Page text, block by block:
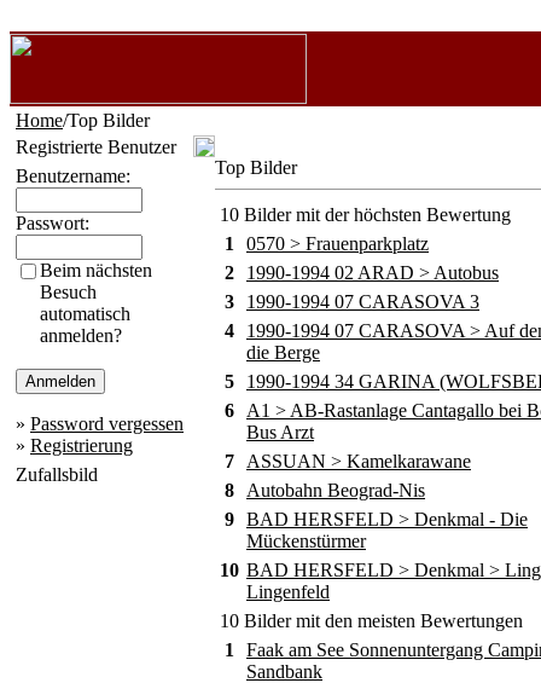
Home/Top Bilder
Registrierte Benutzer
Benutzername:
Passwort:
Beim nächsten
Besuch
automatisch
anmelden?
» Password vergessen
» Registrierung
Zufallsbild
Top Bilder
10 Bilder mit der höchsten Bewertung
1
0570 > Frauenparkplatz
2
1990-1994 02 ARAD > Autobus
3
1990-1994 07 CARASOVA 3
4
1990-1994 07 CARASOVA > Auf
die Berge
5
1990-1994 34 GARINA
6
A1 > AB-Rastanlage Cantagallo bei
Bus Arzt
7
ASSUAN > Kamelkarawane
8
Autobahn Beograd-Nis
9 BAD HERSFELD > Denkmal - Die
Mückenstürmer
10 BAD HERSFELD > Denkmal >
Lingenfeld
10 Bilder mit den meisten Bewertungen
1
Faak am See Sonnenuntergang
Sandbank